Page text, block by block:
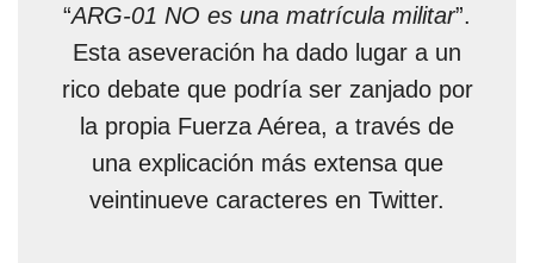
“ARG-01 NO es una matrícula militar”.
Esta aseveración ha dado lugar a un
rico debate que podría ser zanjado por
la propia Fuerza Aérea, a través de
una explicación más extensa que
veintinueve caracteres en Twitter.